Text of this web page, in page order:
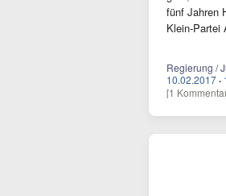
fünf Jahren
Klein-Partei
Regierung /
10.02.2017 ·
[1